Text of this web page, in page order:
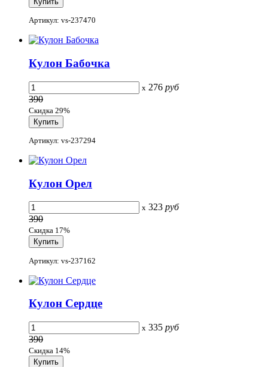
Артикул: vs-237470
Кулон Бабочка
x 276 руб
390
Скидка 29%
Артикул: vs-237294
Кулон Орел
x 323 руб
390
Скидка 17%
Артикул: vs-237162
Кулон Сердце
x 335 руб
390
Скидка 14%